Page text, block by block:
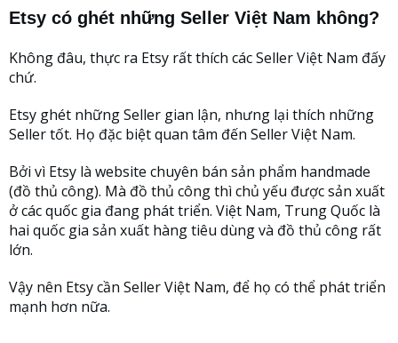
Etsy có ghét những Seller Việt Nam không?
Không đâu, thực ra Etsy rất thích các Seller Việt Nam đấy
chứ.
Etsy ghét những Seller gian lận, nhưng lại thích những
Seller tốt. Họ đặc biệt quan tâm đến Seller Việt Nam.
Bởi vì Etsy là website chuyên bán sản phẩm handmade
(đồ thủ công). Mà đồ thủ công thì chủ yếu được sản xuất
ở các quốc gia đang phát triển. Việt Nam, Trung Quốc là
hai quốc gia sản xuất hàng tiêu dùng và đồ thủ công rất
lớn.
Vậy nên Etsy cần Seller Việt Nam, để họ có thể phát triển
mạnh hơn nữa.